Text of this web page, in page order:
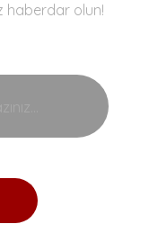
haberdar olun!